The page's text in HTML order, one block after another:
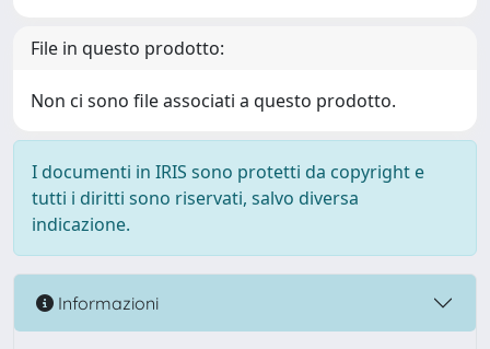
File in questo prodotto:
Non ci sono file associati a questo prodotto.
I documenti in IRIS sono protetti da copyright e
tutti i diritti sono riservati, salvo diversa
indicazione.
Informazioni